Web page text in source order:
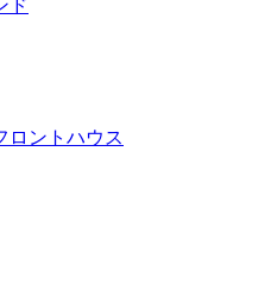
ド
ロントハウス